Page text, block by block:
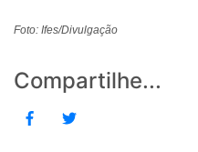
Foto: Ifes/Divulgação
Compartilhe...